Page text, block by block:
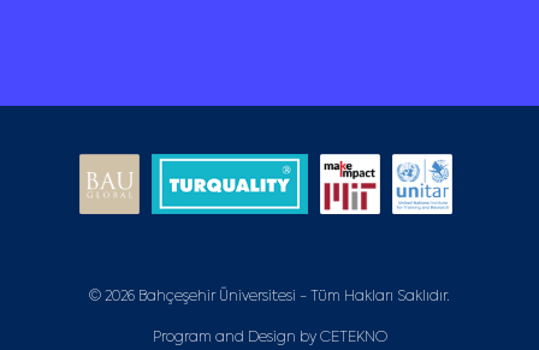
© 2026 Bahçeşehir Üniversitesi - Tüm Hakları Saklıdır.
Program and Design by CETEKNO